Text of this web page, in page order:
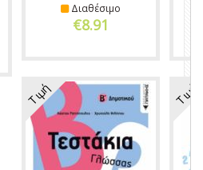
Διαθέσιμο
€8.91
Τιμή Τιμή